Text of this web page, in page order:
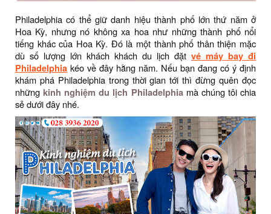
Philadelphia có thể giữ danh hiệu thành phố lớn thứ năm ở
Hoa Kỳ, nhưng nó không xa hoa như những thành phố nổi
tiếng khác của Hoa Kỳ. Đó là một thành phố thân thiện mặc
dù số lượng lớn khách khách du lịch đặt vé máy bay đi
Philadelphia kéo về đây hằng năm. Nếu bạn đang có ý định
khám phá Philadelphia trong thời gian tới thì đừng quên đọc
những kinh nghiệm du lịch Philadelphiamà chúng tôi chia
sẻ dưới đây nhé.